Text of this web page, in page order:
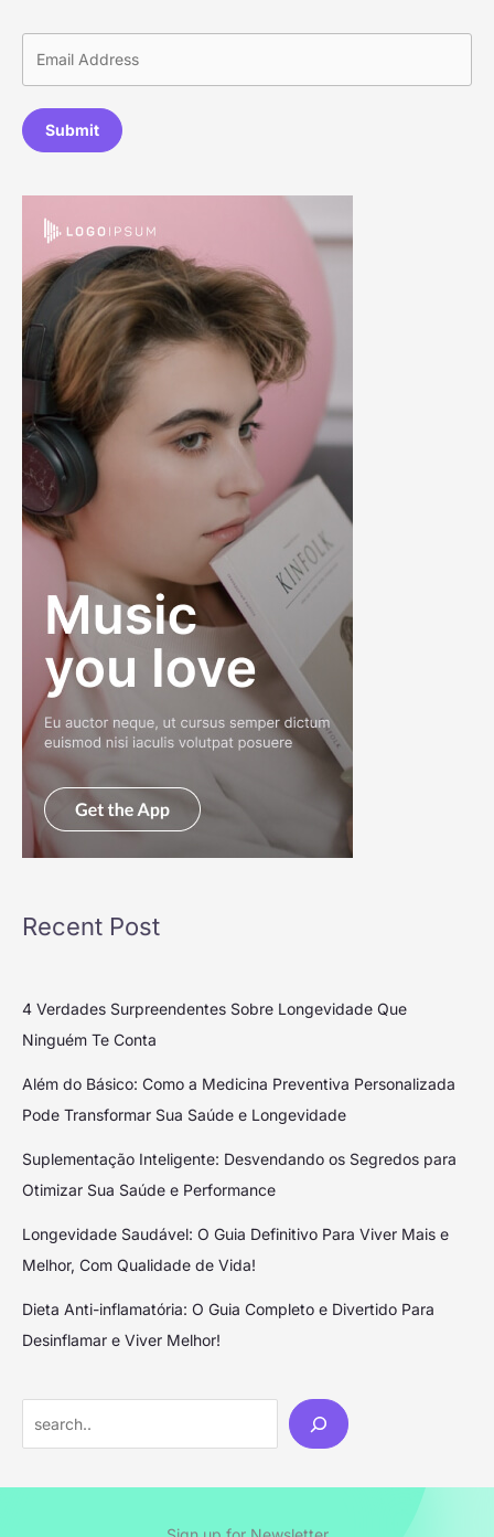
Submit
Recent Post
4 Verdades Surpreendentes Sobre Longevidade Que
Ninguém Te Conta
Além do Básico: Como a Medicina Preventiva Personalizada
Pode Transformar Sua Saúde e Longevidade
Suplementação Inteligente: Desvendando os Segredos para
Otimizar Sua Saúde e Performance
Longevidade Saudável: O Guia Definitivo Para Viver Mais e
Melhor, Com Qualidade de Vida!
Dieta Anti-inflamatória: O Guia Completo e Divertido Para
Desinflamar e Viver Melhor!